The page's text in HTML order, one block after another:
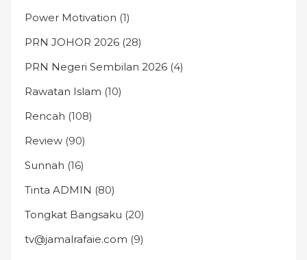
Power Motivation (1)
PRN JOHOR 2026 (28)
PRN Negeri Sembilan 2026 (4)
Rawatan Islam (10)
Rencah (108)
Review (90)
Sunnah (16)
Tinta ADMIN (80)
Tongkat Bangsaku (20)
tv@jamalrafaie.com (9)